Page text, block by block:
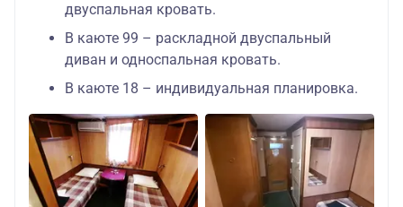
двуспальная кровать.
В каюте 99 – раскладной двуспальный
диван и односпальная кровать.
В каюте 18 – индивидуальная планировка.